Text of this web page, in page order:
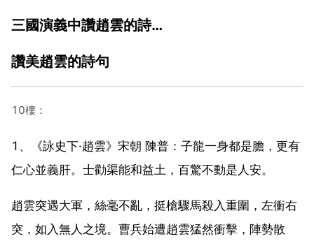
三國演義中讚趙雲的詩…
讚美趙雲的詩句
10樓：
1、《詠史下·趙雲》宋朝 陳普：子龍一身都是膽，更有
仁心並義肝。士勸渠能和益土，百驚不動是人安。
趙雲突遇大軍，絲毫不亂，挺槍驟馬殺入重圍，左衝右
突，如入無人之境。曹兵始遭趙雲猛然衝擊，陣勢散